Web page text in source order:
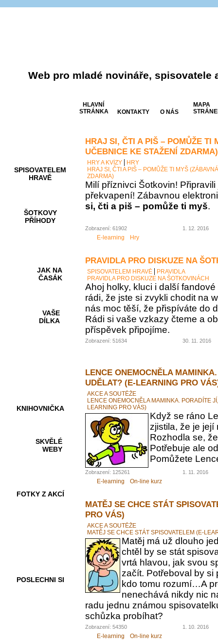
Web pro mladé novináře, spisovatele
HLAVNÍ
STRÁNKA
KONTAKTY O NÁS
MAPA
SPISOVATELEM
HRAVĚ
ŠOTKOVY
PŘÍHODY
JAK NA
ČASÁK
VAŠE
DÍLKA
KNIHOVNIČKA
SKVĚLÉ
WEBY
FOTKY Z AKCÍ
POSLECHNI SI
HRAJ SI, ČTI A PIŠ – POMŮŽE TI
UČEBNICE KE STAŽENÍ ZDARMA)
HRY A KVÍZY
HRY
HRAJ SI, ČTI A PIŠ – POMŮŽE TI MYŠ
ZDARMA)
Milí příznivci Šotkovin!
překvapení! Zábavnou
si, čti a piš – pomůže ti myš.
Zobrazení: 61902 1. 12. 2016
E-learning Hry
PRAVIDLA PRO DISKUZE NA
SPISOVATELEM HRAVĚ
PRAVIDLA
PRAVIDLA PRO DISKUZE NA ŠOTKOVINÁCH
Ahoj holky, kluci i další
rádi, že jste si zvykli chodit na
nás moc těší, že přispíváte do
Rádi si vaše vzkazy čteme a
příspěvek připojíme.
Zobrazení: 51634 30. 11. 2016
LENCE ONEMOCNĚLA
UDĚLAT? (E-LEARNING PRO
AKCE A SOUTĚŽE
LENCE ONEMOCNĚLA MAMINKA. PORADÍTE
LEARNING PRO VÁS)
Když se ráno
zjistila, že je její
Rozhodla se,
Potřebuje ale
Pomůžete
Zobrazení: 125261 1. 11. 2016
E-learning On-line kurz
MATĚJ SE CHCE STÁT
PRO VÁS)
AKCE A SOUTĚŽE
MATĚJ SE CHCE STÁT SPISOVATELEM (E-
Matěj má už dlouho
chtěl by se stát
vrtá hlavou, jak svou
začít. Potřeboval by si
kdo tomu rozumí…A
nenechává nikdy nic
radu jednu známou
schůzka probíhat?
Zobrazení: 54350 1. 10. 2016
E-learning On-line kurz